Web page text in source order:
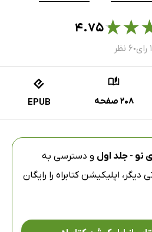
★
★۴.۷۵
● ۶ نظر
208 صفحه EPUB
نو - جلد اول و دسترسی به
دیگر، اپلیکیشن کتابراه را رایگان